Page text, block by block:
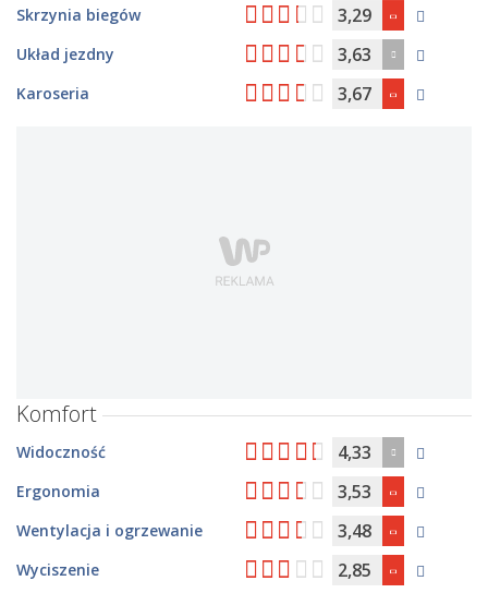
Skrzynia biegów 3,29
Układ jezdny 3,63
Karoseria 3,67
Komfort
Widoczność 4,33
Ergonomia 3,53
Wentylacja i ogrzewanie 3,48
Wyciszenie 2,85